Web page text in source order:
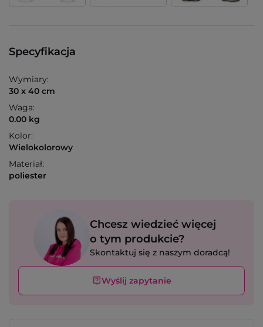
Specyfikacja
Wymiary:
30 x 40 cm
Waga:
0.00 kg
Kolor:
Wielokolorowy
Materiał:
poliester
Chcesz wiedzieć więcej
o tym produkcie?
Skontaktuj się z naszym doradcą!
Wyślij zapytanie